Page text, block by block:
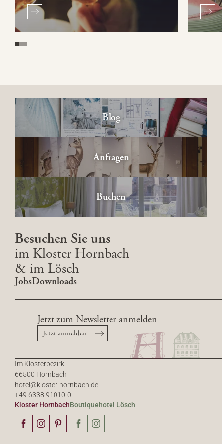
Blog
Anfragen
Buchen
Besuchen Sie uns
im Kloster Hornbach
& im Lösch
JobsDownloads
Im Klosterbezirk
66500 Hornbach
hotel@kloster-hornbach.de
+49 6338 91010-0
Kloster HornbachBoutiquehotel Lösch
Jetzt zum Newsletter anmelden
Jetzt anmelden